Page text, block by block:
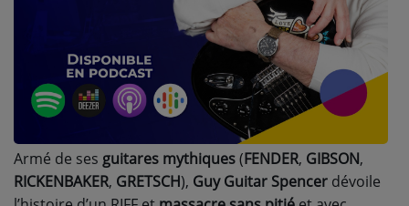
Armé de ses guitares mythiques(FENDER, GIBSON,
RICKENBAKER, GRETSCH), Guy Guitar Spencer dévoile